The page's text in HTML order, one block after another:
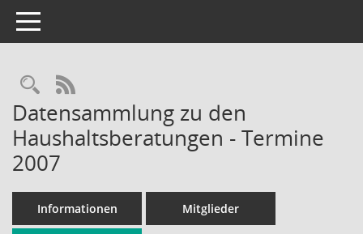
Toggle navigation
Rechercheauswahl
RSS-Feed
Datensammlung zu den
Haushaltsberatungen - Termine
2007
Informationen Mitglieder